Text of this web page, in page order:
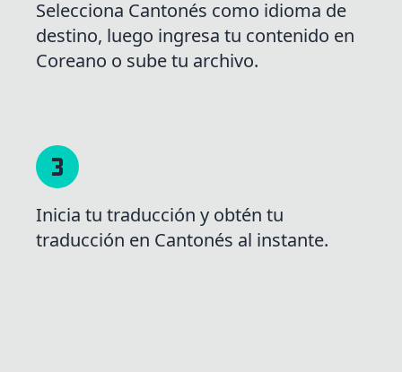
Selecciona Cantonés como idioma de
destino, luego ingresa tu contenido en
Coreano o sube tu archivo.
Inicia tu traducción y obtén tu
traducción en Cantonés al instante.